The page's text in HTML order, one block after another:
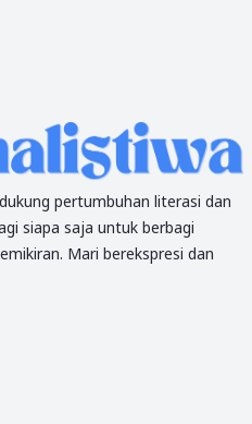
pertumbuhan literasi dan
siapa saja untuk berbagi
Mari berekspresi dan